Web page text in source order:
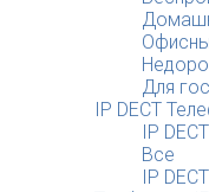
Для
IP DECT
IP
Все
IP